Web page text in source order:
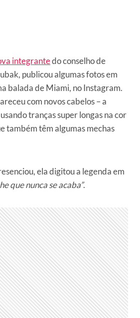
integrantedo conselho de
publicou algumas fotos em
balada de Miami, no Instagram.
com novos cabelos – a
tranças super longas na cor
também têm algumas mechas
ela digitou a legenda em
que nunca se acaba”.